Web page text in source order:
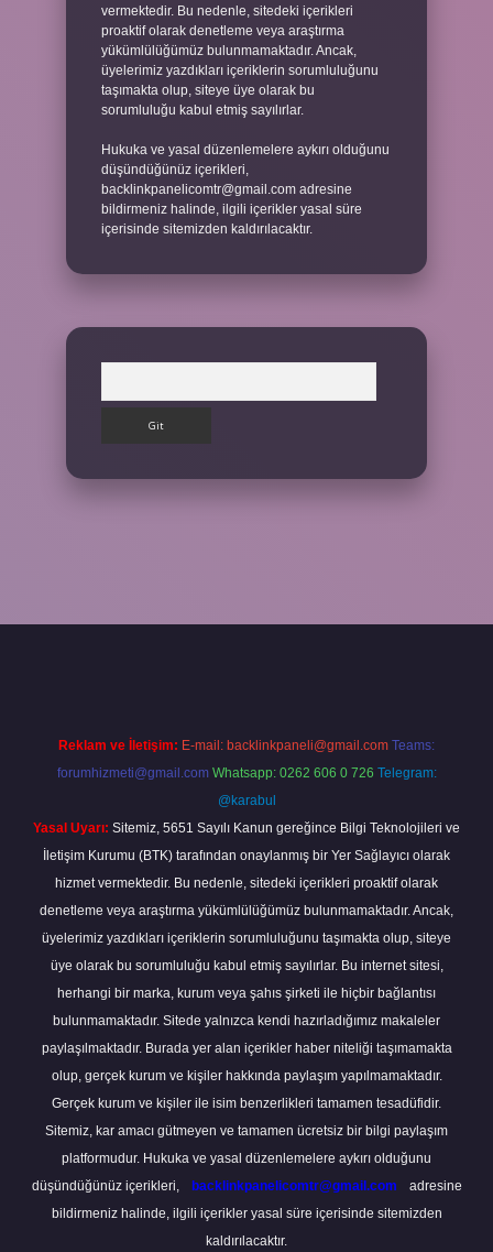
vermektedir. Bu nedenle, sitedeki içerikleri
proaktif olarak denetleme veya araştırma
yükümlülüğümüz bulunmamaktadır. Ancak,
üyelerimiz yazdıkları içeriklerin sorumluluğunu
taşımakta olup, siteye üye olarak bu
sorumluluğu kabul etmiş sayılırlar.
Hukuka ve yasal düzenlemelere aykırı olduğunu
düşündüğünüz içerikleri,
backlinkpanelicomtr@gmail.com adresine
bildirmeniz halinde, ilgili içerikler yasal süre
içerisinde sitemizden kaldırılacaktır.
Reklam ve İletişim: E-mail: backlinkpaneli@gmail.com Teams:
forumhizmeti@gmail.com Whatsapp: 0262 606 0 726 Telegram:
@karabul
Yasal Uyarı: Sitemiz, 5651 Sayılı Kanun gereğince Bilgi Teknolojileri ve
İletişim Kurumu (BTK) tarafından onaylanmış bir Yer Sağlayıcı olarak
hizmet vermektedir. Bu nedenle, sitedeki içerikleri proaktif olarak
denetleme veya araştırma yükümlülüğümüz bulunmamaktadır. Ancak,
üyelerimiz yazdıkları içeriklerin sorumluluğunu taşımakta olup, siteye
üye olarak bu sorumluluğu kabul etmiş sayılırlar. Bu internet sitesi,
herhangi bir marka, kurum veya şahıs şirketi ile hiçbir bağlantısı
bulunmamaktadır. Sitede yalnızca kendi hazırladığımız makaleler
paylaşılmaktadır. Burada yer alan içerikler haber niteliği taşımamakta
olup, gerçek kurum ve kişiler hakkında paylaşım yapılmamaktadır.
Gerçek kurum ve kişiler ile isim benzerlikleri tamamen tesadüfidir.
Sitemiz, kar amacı gütmeyen ve tamamen ücretsiz bir bilgi paylaşım
platformudur. Hukuka ve yasal düzenlemelere aykırı olduğunu
düşündüğünüz içerikleri,
backlinkpanelicomtr@gmail.com
adresine
bildirmeniz halinde, ilgili içerikler yasal süre içerisinde sitemizden
kaldırılacaktır.